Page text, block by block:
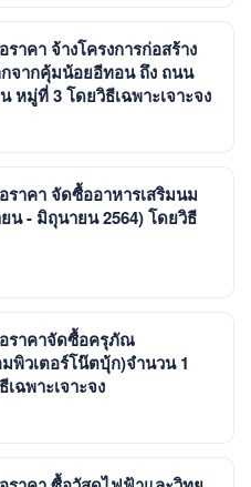
าคา จ้างโครงการก่อสร้าง
จากคุ้มน้อยอีทอน ถึง ถนน
หมู่ที่ 3 โดยวิธีเฉพาะเจาะจง
ราคา จัดซื้ออาหารเสริมนม
น - มิถุนายน 2564) โดยวิธี
ราคาจัดซื้อครุภัณ
พิวเตอร์โน๊ตบุ้ก)จำนวน 1
ฉพาะเจาะจง